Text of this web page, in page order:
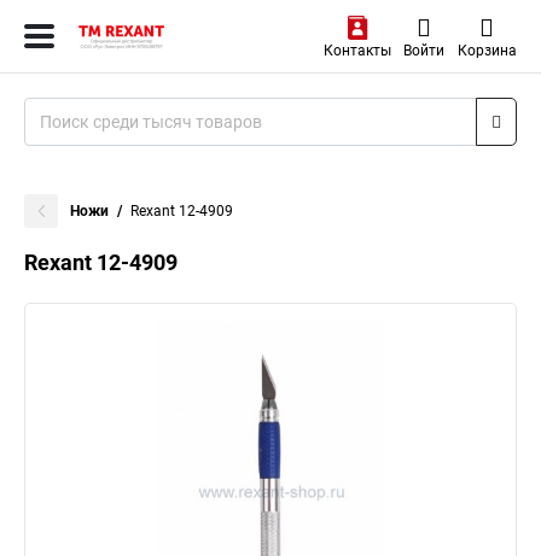
Контакты Войти Корзина
Ножи Rexant 12-4909
Rexant 12-4909